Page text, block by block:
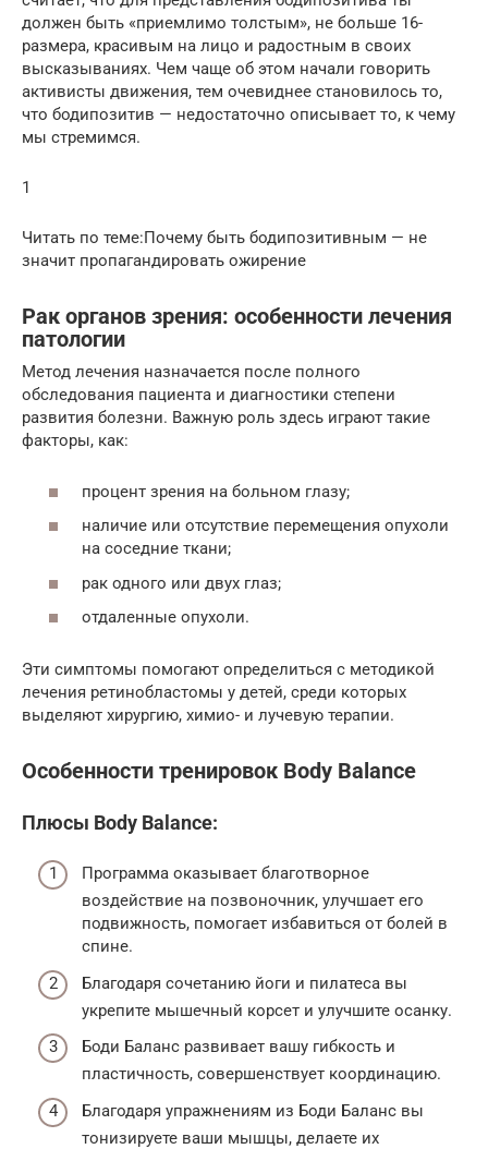
должен быть «приемлимо толстым», не больше 16-
размера, красивым на лицо и радостным в своих
высказываниях. Чем чаще об этом начали говорить
активисты движения, тем очевиднее становилось то,
что бодипозитив — недостаточно описывает то, к чему
мы стремимся.
1
Читать по теме:Почему быть бодипозитивным — не
значит пропагандировать ожирение
Рак органов зрения: особенности лечения
патологии
Метод лечения назначается после полного
обследования пациента и диагностики степени
развития болезни. Важную роль здесь играют такие
факторы, как:
процент зрения на больном глазу;
наличие или отсутствие перемещения опухоли
на соседние ткани;
рак одного или двух глаз;
отдаленные опухоли.
Эти симптомы помогают определиться с методикой
лечения ретинобластомы у детей, среди которых
выделяют хирургию, химио- и лучевую терапии.
Особенности тренировок Body Balance
Плюсы Body Balance:
Программа оказывает благотворное
воздействие на позвоночник, улучшает его
подвижность, помогает избавиться от болей в
спине.
Благодаря сочетанию йоги и пилатеса вы
укрепите мышечный корсет и улучшите осанку.
Боди Баланс развивает вашу гибкость и
пластичность, совершенствует координацию.
Благодаря упражнениям из Боди Баланс вы
тонизируете ваши мышцы, делаете их